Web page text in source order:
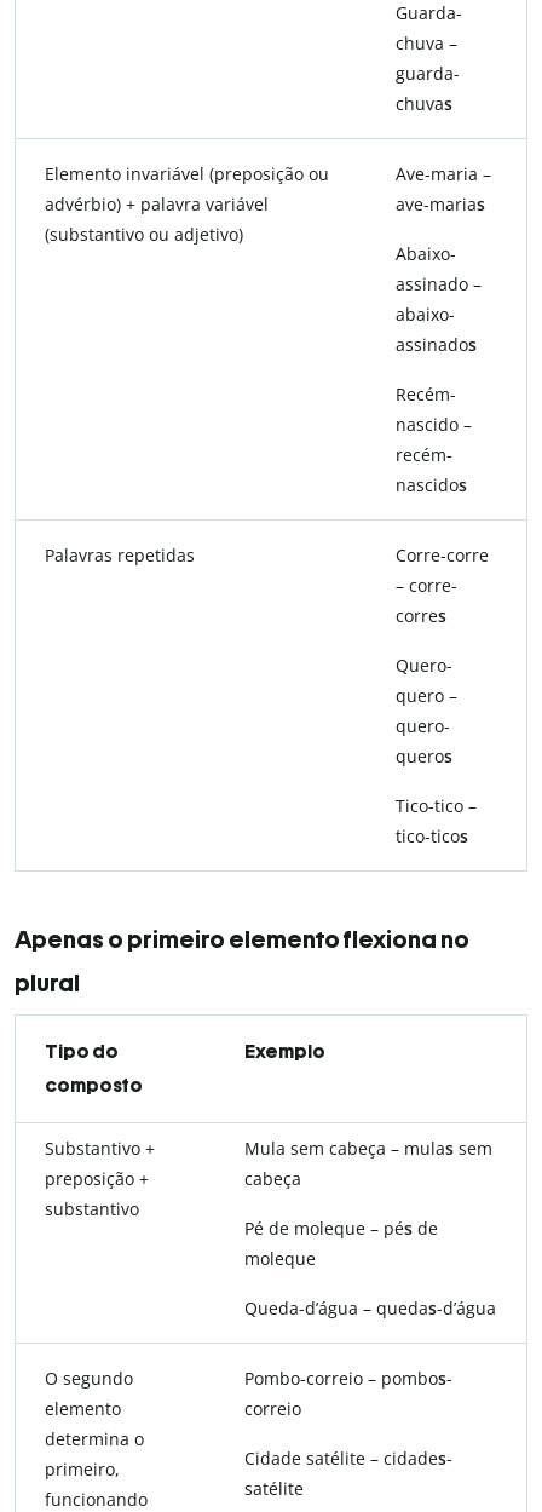
Guarda-
chuva –
guarda-
chuvas
Elemento invariável (preposição ou
advérbio) + palavra variável
(substantivo ou adjetivo)
Ave-maria –
ave-marias
Abaixo-
assinado –
abaixo-
assinados
Recém-
nascido –
recém-
nascidos
Palavras repetidas
Corre-corre
– corre-
corres
Quero-
quero –
quero-
queros
Tico-tico –
tico-ticos
Apenas o primeiro elemento flexiona no
plural
Tipo do
composto
Exemplo
Substantivo +
preposição +
substantivo
Mula sem cabeça – mulas sem
cabeça
Pé de moleque – pés de
moleque
Queda-d’água – quedas-d’água
O segundo
elemento
determina o
primeiro,
funcionando
Pombo-correio – pombos-
correio
Cidade satélite – cidades-
satélite